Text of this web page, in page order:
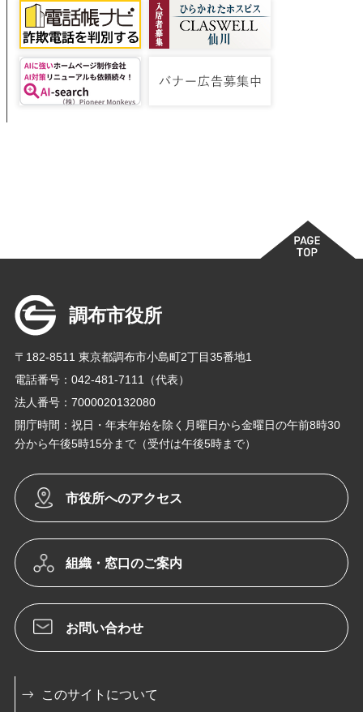
調布市役所
〒182-8511 東京都調布市小島町2丁目35番地1
電話番号：042-481-7111（代表）
法人番号：7000020132080
開庁時間：祝日・年末年始を除く月曜日から金曜日の午前8時30
分から午後5時15分まで（受付は午後5時まで）
市役所へのアクセス
組織・窓口のご案内
お問い合わせ
このサイトについて